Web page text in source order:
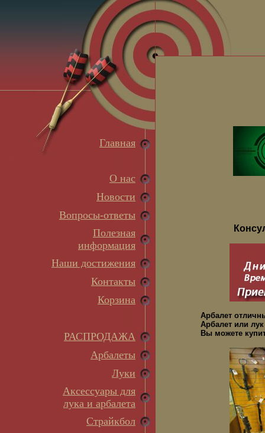
Главная
О нас
Новости
Вопросы-ответы
Полезная
информация
Наши достижения
Контакты
Корзина
РАСПРОДАЖА
Арбалеты
Луки
Аксессуары для
лука и арбалета
Страйкбол
Арбалет
Арбалет или
Вы можете